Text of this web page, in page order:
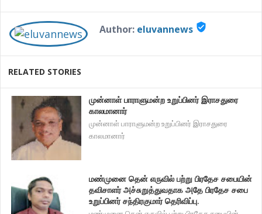
Author: eluvannews verified_user
RELATED STORIES
முன்னாள் பாராளுமன்ற உறுப்பினர் இராசதுரை
காலமானார்
முன்னாள் பாராளுமன்ற உறுப்பினர் இராசதுரை
காலமானார்
மண்முனை தென் எருவில் பற்று பிரதேச சபையின்
தவிசாளர் அச்சுறுத்துவதாக அதே பிரதேச சபை
உறுப்பினர் சந்திரகுமார் தெரிவிப்பு.